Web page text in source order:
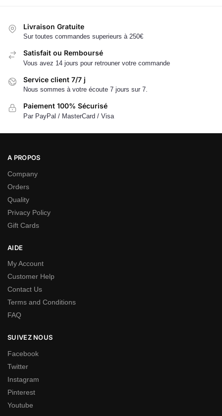
Livraison Gratuite
Sur toutes commandes superieurs à 250€
Satisfait ou Remboursé
Vous avez 14 jours pour retrouner votre commande
Service client 7/7 j
Nous sommes à votre écoute 7 jours sur 7.
Paiement 100% Sécurisé
Par PayPal / MasterCard / Visa
A PROPOS
Company
Orders
Quality
Privacy Policy
Gift Cards
AIDE
My Account
Customer Help
Contact Us
Terms and Conditions
FAQ
SUIVEZ NOUS
Facebook
Twitter
Instagram
Pinterest
Youtube